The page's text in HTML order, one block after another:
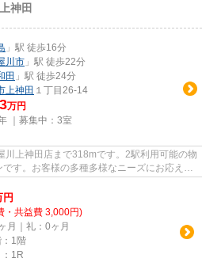
神田
」駅 徒歩16分
川市 」駅 徒歩22分
田 」駅 徒歩24分
上神田 １丁目26-14
万円
｜募集中： 3室
川上神田店まで318mです。2駅利用可能の物
す。お客様の多種多様なニーズにお応えす
円
・共益費 3,000円)
月｜礼：0ヶ月
：1階
1R